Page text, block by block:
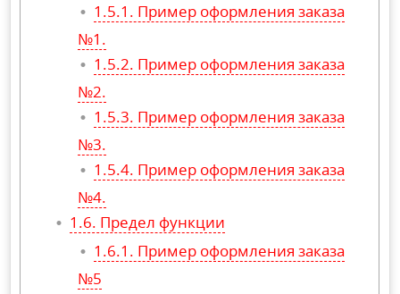
Пример оформления заказа
№1.
Пример оформления заказа
№2.
Пример оформления заказа
№3.
Пример оформления заказа
№4.
Предел функции
Пример оформления заказа
№5